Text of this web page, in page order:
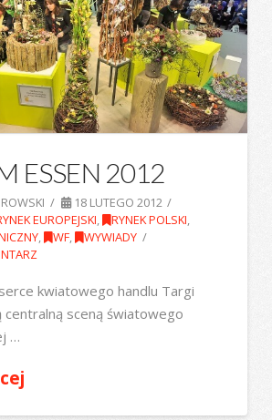
ESSEN 2012
18 LUTEGO 2012
EUROPEJSKI, RYNEK POLSKI,
, WF, WYWIADY
kwiatowego handlu Targi
centralną sceną światowego
…